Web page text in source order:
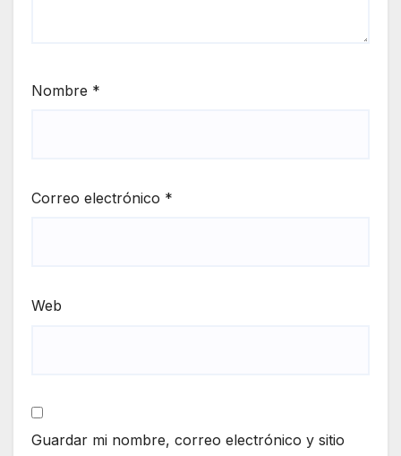
Nombre *
Correo electrónico *
Web
Guardar mi nombre, correo electrónico y sitio